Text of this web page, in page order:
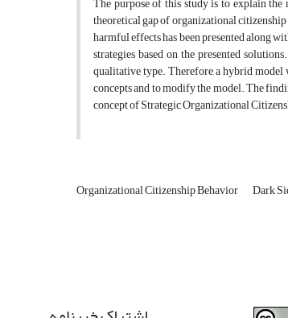
theoretical gap of organizational
harmful effects has been presented along
strategies based on the presented
qualitative type. Therefore, a hybrid model
concepts and to modify the model. The
concept of Strategic Organizational
Organizational Citizenship Behavior Dark